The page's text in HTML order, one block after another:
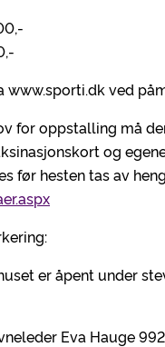
www.sporti.dk ved
for oppstalling må
og
før hesten tas av
er åpent under
Eva Hauge